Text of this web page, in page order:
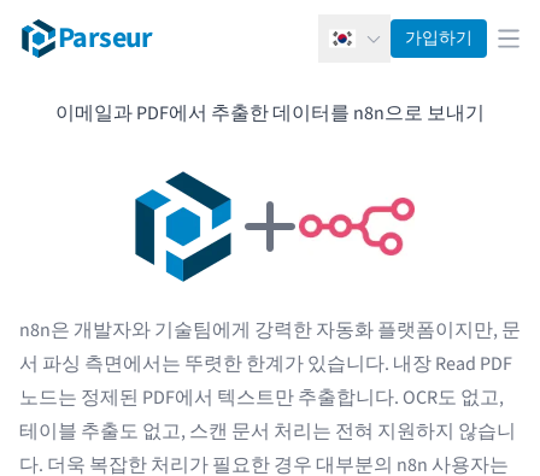
Parseur 한국어가입하기 메
이메일과 PDF에서 추출한 데이터를 n8n으로 보내기
n8n은 개발자와 기술팀에게 강력한 자동화 플랫폼이지만, 문
서 파싱 측면에서는 뚜렷한 한계가 있습니다. 내장 Read PDF
노드는 정제된 PDF에서 텍스트만 추출합니다. OCR도 없고,
테이블 추출도 없고, 스캔 문서 처리는 전혀 지원하지 않습니
다. 더욱 복잡한 처리가 필요한 경우 대부분의 n8n 사용자는